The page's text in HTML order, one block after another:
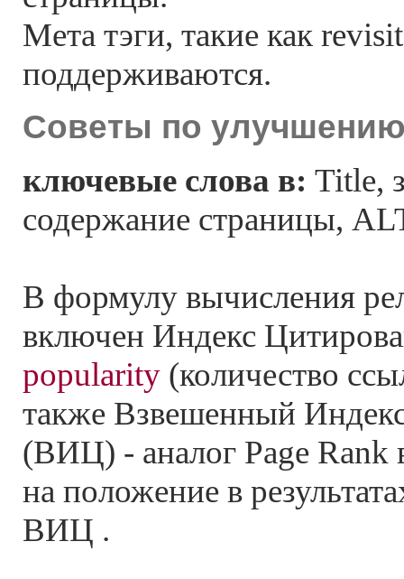
Мета тэги, такие как
поддерживаются.
Советы по
ключевые слова в: Title,
содержание страницы,
В формулу вычисления
включен Индекс
popularity (количество
также Взвешенный
(ВИЦ) - аналог Page Rank
на положение в
ВИЦ .